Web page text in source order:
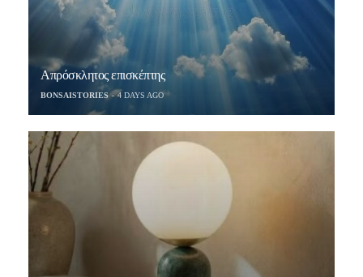
Απρόσκλητος επισκέπτης
BONSAISTORIES 4 DAYS AGO